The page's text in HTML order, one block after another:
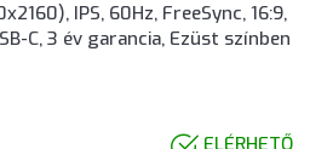
IPS, 60Hz, FreeSync, 16:9,
C, 3 év garancia, Ezüst színben